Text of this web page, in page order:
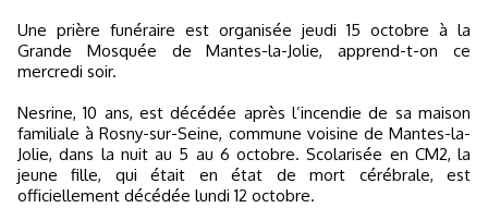
Une prière funéraire est organisée jeudi 15 octobre à la
Grande Mosquée de Mantes-la-Jolie, apprend-t-on ce
mercredi soir.
Nesrine, 10 ans, est décédée après l’incendie de sa maison
familiale à Rosny-sur-Seine, commune voisine de Mantes-la-
Jolie, dans la nuit au 5 au 6 octobre. Scolarisée en CM2, la
jeune fille, qui était en état de mort cérébrale, est
officiellement décédée lundi 12 octobre.